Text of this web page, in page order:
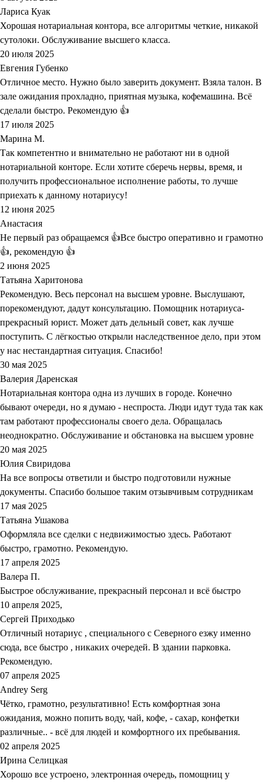
Лариса Куак
Хорошая нотариальная контора, все алгоритмы четкие, никакой
сутолоки. Обслуживание высшего класса.
20 июля 2025
Евгения Губенко
Отличное место. Нужно было заверить документ. Взяла талон. В
зале ожидания прохладно, приятная музыка, кофемашина. Всё
сделали быстро. Рекомендую 👍
17 июля 2025
Марина М.
Так компетентно и внимательно не работают ни в одной
нотариальной конторе. Если хотите сберечь нервы, время, и
получить профессиональное исполнение работы, то лучше
приехать к данному нотариусу!
12 июня 2025
Анастасия
Не первый раз обращаемся 👍Все быстро оперативно и грамотно
👍, рекомендую 👍
2 июня 2025
Татьяна Харитонова
Рекомендую. Весь персонал на высшем уровне. Выслушают,
порекомендуют, дадут консультацию. Помощник нотариуса-
прекрасный юрист. Может дать дельный совет, как лучше
поступить. С лёгкостью открыли наследственное дело, при этом
у нас нестандартная ситуация. Спасибо!
30 мая 2025
Валерия Даренская
Нотариальная контора одна из лучших в городе. Конечно
бывают очереди, но я думаю - неспроста. Люди идут туда так как
там работают профессионалы своего дела. Обращалась
неоднократно. Обслуживание и обстановка на высшем уровне
20 мая 2025
Юлия Свиридова
На все вопросы ответили и быстро подготовили нужные
документы. Спасибо большое таким отзывчивым сотрудникам
17 мая 2025
Татьяна Ушакова
Оформляла все сделки с недвижимостью здесь. Работают
быстро, грамотно. Рекомендую.
17 апреля 2025
Валера П.
Быстрое обслуживание, прекрасный персонал и всё быстро
10 апреля 2025,
Сергей Приходько
Отличный нотариус , специального с Северного езжу именно
сюда, все быстро , никаких очередей. В здании парковка.
Рекомендую.
07 апреля 2025
Andrey Serg
Чётко, грамотно, результативно! Есть комфортная зона
ожидания, можно попить воду, чай, кофе, - сахар, конфетки
различные.. - всё для людей и комфортного их пребывания.
02 апреля 2025
Ирина Селицкая
Хорошо все устроено, электронная очередь, помощниц у